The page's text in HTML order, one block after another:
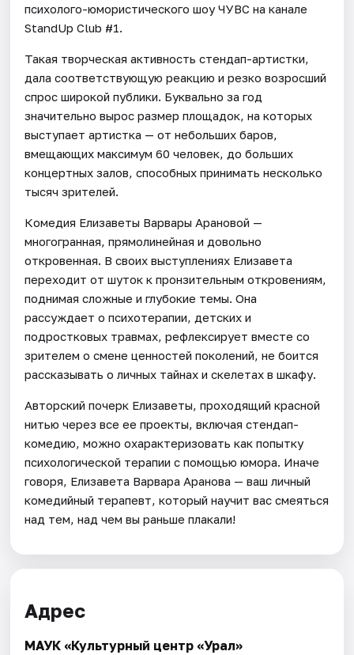
психолого-юмористического шоу ЧУВС на канале
StandUp Club #1.
Такая творческая активность стендап-артистки,
дала соответствующую реакцию и резко возросший
спрос широкой публики. Буквально за год
значительно вырос размер площадок, на которых
выступает артистка — от небольших баров,
вмещающих максимум 60 человек, до больших
концертных залов, способных принимать несколько
тысяч зрителей.
Комедия Елизаветы Варвары Арановой —
многогранная, прямолинейная и довольно
откровенная. В своих выступлениях Елизавета
переходит от шуток к пронзительным откровениям,
поднимая сложные и глубокие темы. Она
рассуждает о психотерапии, детских и
подростковых травмах, рефлексирует вместе со
зрителем о смене ценностей поколений, не боится
рассказывать о личных тайнах и скелетах в шкафу.
Авторский почерк Елизаветы, проходящий красной
нитью через все ее проекты, включая стендап-
комедию, можно охарактеризовать как попытку
психологической терапии с помощью юмора. Иначе
говоря, Елизавета Варвара Аранова — ваш личный
комедийный терапевт, который научит вас смеяться
над тем, над чем вы раньше плакали!
Адрес
МАУК «Культурный центр «Урал»